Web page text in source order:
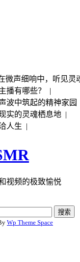
微声细响中，听见灵
播有哪些？ |
波中筑起的精神家园
实的灵魂栖息地 |
人生 |
视频的极致愉悦
Wp Theme Space